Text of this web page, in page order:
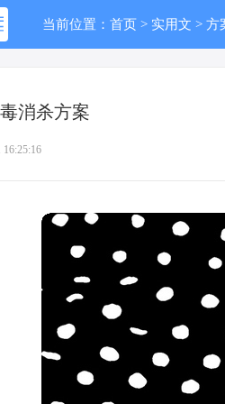
当前位置： 首页 > 实用文 > 方
消杀方案